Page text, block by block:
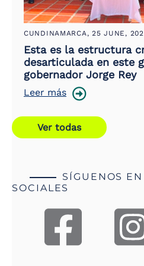
CUNDINAMARCA,25 JUNE,
Esta es la estructura
desarticulada en este
gobernador Jorge Rey
Leer más
Ver todas
SÍGUENOS
SOCIALES